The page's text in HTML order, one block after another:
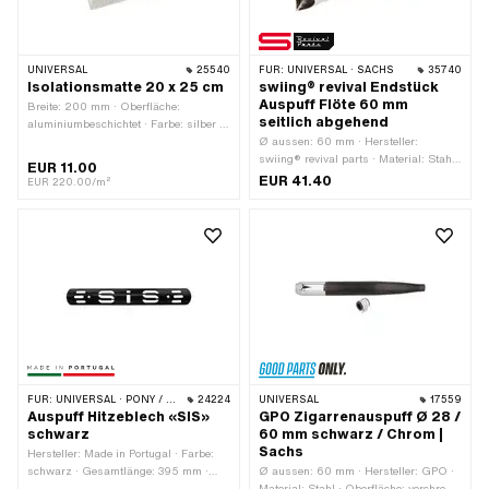
UNIVERSAL 25540
Isolationsmatte 20 x 25 cm
Breite: 200 mm · Oberfläche:
aluminiumbeschichtet · Farbe: silber ·
EUR 11.00
EUR 220.00/m²
FÜR: UNIVERSAL · SACHS 35740
swiing® revival Endstück
Auspuff Flöte 60 mm
seitlich abgehend
Ø aussen: 60 mm · Hersteller:
swiing® revival parts · Material: Stahl
· Oberfläche: verchromt · Farbe: Chrom
EUR 41.40
FÜR: UNIVERSAL · PONY / CILO (BETA 521 & 512) 24224
Auspuff Hitzeblech «SIS»
schwarz
Hersteller: Made in Portugal · Farbe:
schwarz · Gesamtlänge: 395 mm ·
UNIVERSAL 17559
GPO Zigarrenauspuff Ø 28 /
60 mm schwarz / Chrom |
Sachs
Ø aussen: 60 mm · Hersteller: GPO ·